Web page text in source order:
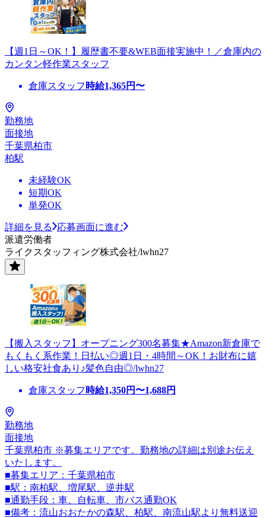
【週1日～OK！】履歴書不要&WEB面接実施中！／倉庫内の
カンタン軽作業スタッフ
倉庫スタッフ 時給1,365円〜
勤務地
面接地
千葉県柏市
柏駅
未経験OK
短期OK
単発OK
詳細を見る
応募画面に進む
派遣労働者
ライクスタッフィング株式会社/lwhn27
【搬入スタッフ】オープニング300名募集★Amazon新倉庫で
もくもく系作業！日払い◎週1日・4時間～OK！お財布に嬉
しい格安社食あり♪髪色自由◎/lwhn27
倉庫スタッフ 時給1,350円〜1,688円
勤務地
面接地
千葉県柏市 ※募集エリアです。勤務地の詳細は別途お伝え
いたします。
■募集エリア：千葉県柏市
■駅：南柏駅、増尾駅、逆井駅
■通勤手段：車、自転車、市バス通勤OK
■備考：流山おおたかの森駅、柏駅、南流山駅より無料送迎